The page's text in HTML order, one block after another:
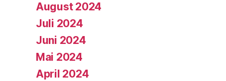
August 2024
Juli 2024
Juni 2024
Mai 2024
April 2024